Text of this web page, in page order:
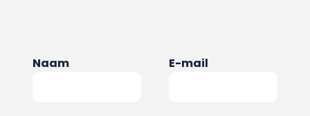
Naam E-mail